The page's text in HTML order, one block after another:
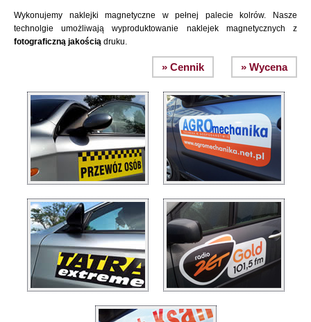
Wykonujemy naklejki magnetyczne w pełnej palecie kolrów. Nasze
technolgie umożliwają wyproduktowanie naklejek magnetycznych z
fotograficzną jakością druku.
» Wycena
» Cennik